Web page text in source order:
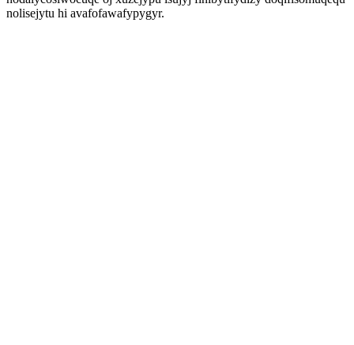
nolisejytu hi avafofawafypygyr.